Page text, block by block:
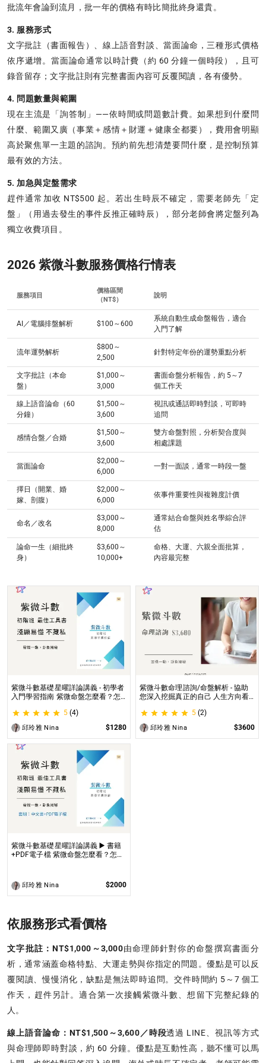
批流年會論到流月，批一年的價格有時比簡批終身還貴。
3. 服務形式
文字批註（書面報告）、線上語音對談、當面論命，三種形式價格
依序遞增。當面論命通常以時計費（約 60 分鐘一個時段），且可
錄音留存；文字批註則有完整書面內容可反覆閱讀，各有優勢。
4. 問題數量與範圍
現在主流是「詢答制」——依時間或問題數計費。如果想到什麼問
什麼、範圍又廣（事業＋感情＋財運＋健康全都要），費用會明顯
高於聚焦單一主題的諮詢。預約前先想清楚要問什麼，是控制預算
最有效的方法。
5. 加急與定盤需求
趕件通常加收 NT$500 起。若出生時辰不確定，需要老師先「定
盤」（用過去發生的事件反推正確時辰），部分老師會將定盤列為
獨立收費項目。
2026 紫微斗數服務價格行情表
服務項目
價格區間
（NT$）
說明
AI／電腦排盤解析 $100～600
系統自動生成命盤報告，適合
入門了解
流年運勢解析
$800～
2,500
針對特定年份的運勢重點分析
文字批註（本命
盤）
$1,000～
3,000
書面命盤分析報告，約 5～7
個工作天
線上語音論命（60
分鐘）
$1,500～
3,600
視訊或通話即時對談，可即時
追問
感情合盤／合婚
$1,500～
3,600
雙方命盤對照，分析契合度與
相處課題
當面論命
$2,000～
6,000
一對一面談，通常一時段一盤
擇日（開業、婚
嫁、剖腹）
$2,000～
6,000
依事件重要性與複雜度計價
命名／改名
$3,000～
8,000
通常結合命盤與姓名學綜合評
估
論命一生（細批終
身）
$3,600～
10,000+
命格、大運、六親全面批算，
內容最完整
紫微斗數基礎星曜詳論講義 - 初學者
入門學習指南 紫微命盤怎麼看？怎
工具書，淺顯易懂不藏私！
5 (4)
邱玲雅 Nina $1280
紫微斗數命理諮詢/命盤解析 - 協助
您深入挖掘真正的自己 人生方向看
璀璨一生
5 (2)
邱玲雅 Nina $3600
紫微斗數基礎星曜詳論講義 ▶️ 書籍
+PDF電子檔 紫微命盤怎麼看？怎麼
邱玲雅 Nina $2000
依服務形式看價格
文字批註：NT$1,000～3,000由命理師針對你的命盤撰寫書面分
析，通常涵蓋命格特點、大運走勢與你指定的問題。優點是可以反
覆閱讀、慢慢消化，缺點是無法即時追問。交件時間約 5～7 個工
作天，趕件另計。適合第一次接觸紫微斗數、想留下完整紀錄的
人。
線上語音論命：NT$1,500～3,600／時段透過 LINE、視訊等方式
與命理師即時對談，約 60 分鐘。優點是互動性高，聽不懂可以馬